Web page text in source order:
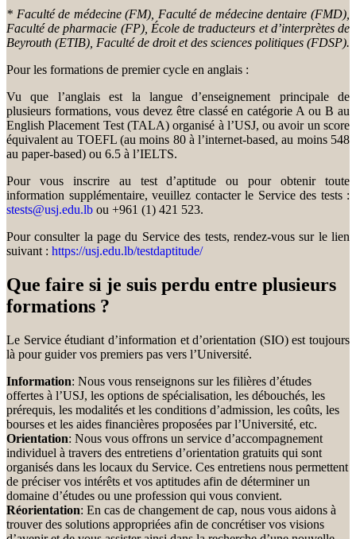
* Faculté de médecine (FM), Faculté de médecine dentaire (FMD),
Faculté de pharmacie (FP), École de traducteurs et d’interprètes de
Beyrouth (ETIB), Faculté de droit et des sciences politiques (FDSP).
Pour les formations de premier cycle en anglais :
Vu que l’anglais est la langue d’enseignement principale de
plusieurs formations, vous devez être classé en catégorie A ou B au
English Placement Test (TALA) organisé à l’USJ, ou avoir un score
équivalent au TOEFL (au moins 80 à l’internet-based, au moins 548
au paper-based) ou 6.5 à l’IELTS.
Pour vous inscrire au test d’aptitude ou pour obtenir toute
information supplémentaire, veuillez contacter le Service des tests :
stests@usj.edu.lb ou +961 (1) 421 523.
Pour consulter la page du Service des tests, rendez-vous sur le lien
suivant : https://usj.edu.lb/testdaptitude/
Que faire si je suis perdu entre plusieurs
formations ?
Le Service étudiant d’information et d’orientation (SIO) est toujours
là pour guider vos premiers pas vers l’Université.
Information: Nous vous renseignons sur les filières d’études
offertes à l’USJ, les options de spécialisation, les débouchés, les
prérequis, les modalités et les conditions d’admission, les coûts, les
bourses et les aides financières proposées par l’Université, etc.
Orientation: Nous vous offrons un service d’accompagnement
individuel à travers des entretiens d’orientation gratuits qui sont
organisés dans les locaux du Service. Ces entretiens nous permettent
de préciser vos intérêts et vos aptitudes afin de déterminer un
domaine d’études ou une profession qui vous convient.
Réorientation: En cas de changement de cap, nous vous aidons à
trouver des solutions appropriées afin de concrétiser vos visions